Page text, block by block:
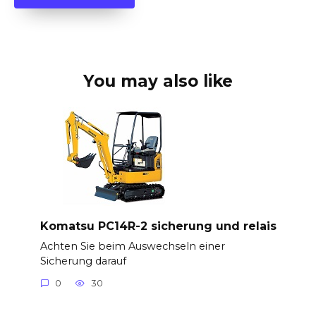
You may also like
Komatsu PC14R-2 sicherung und relais
Achten Sie beim Auswechseln einer
Sicherung darauf
0 30